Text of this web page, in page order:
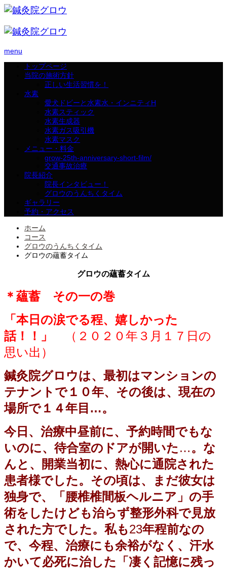
menu
トップページ
当院の施術方針
正しい生活習慣を！
水素
愛犬ドビーと水素水・インニティH
水素スティック
水素生成器
水素ガス吸引機
水素マスク
メニュー・料金
grow-25th-anniversary-short-film/
交通事故治療
院長紹介
院長インタビュー！
グロウのうんちくタイム
ギャラリー
予約・アクセス
ホーム
コース
グロウのうんちくタイム
グロウの蘊蓄タイム
グロウの蘊蓄タイム
＊蘊蓄 その一の巻
「本日の涙でる程、嬉しかった
話！！」
（２０２０年３月１７日の
思い出）
鍼灸院グロウは、最初はマンションの
テナントで１０年、その後は、現在の
場所で１４年目…。
今日、治療中昼前に、予約時間でもな
いのに、待合室のドアが開いた …。な
んと、開業当初に、熱心に通院された
患者様でした。その頃は、まだ彼女は
独身で、「腰椎椎間板ヘルニア」の手
術をしたけども治らず整形外科で見放
された方でした。 私も23年程前なの
で、今程、治療にも余裕がなく、汗水
かいて必死に治した「凄く記憶に残っ